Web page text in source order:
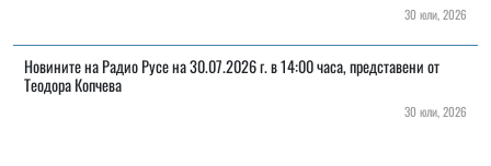
30 юли, 2026
Новините на Радио Русе на 30.07.2026 г. в 14:00 часа, представени от
Теодора Копчева
30 юли, 2026